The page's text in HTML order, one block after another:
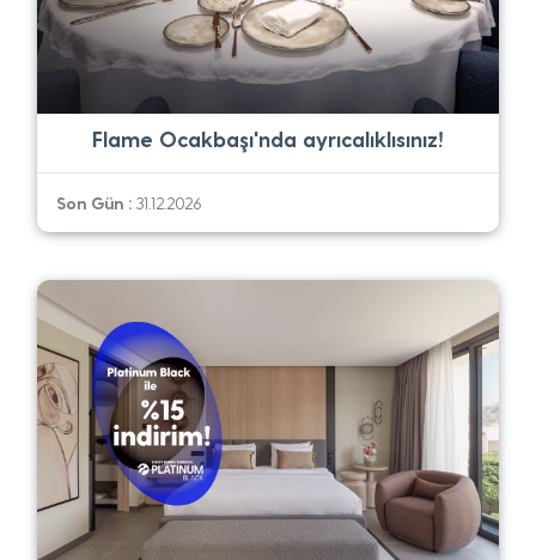
Flame Ocakbaşı'nda ayrıcalıklısınız!
Son Gün : 31.12.2026